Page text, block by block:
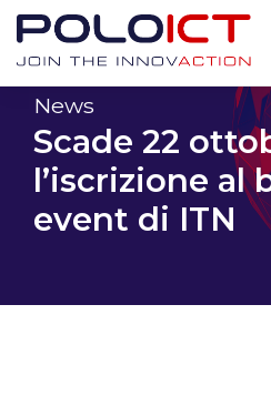
Skip
contentNews
Scade 22
l’iscrizione al
event di ITN